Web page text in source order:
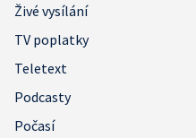
Živé vysílání
TV poplatky
Teletext
Podcasty
Počasí